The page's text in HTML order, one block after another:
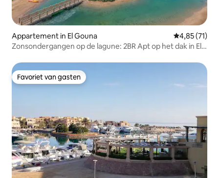
Appartement in El Gouna Gemiddelde
4,85 (71)
Zonsondergangen op de lagune: 2BR Apt op het dak in El
Favoriet van gasten
Favoriet van gasten